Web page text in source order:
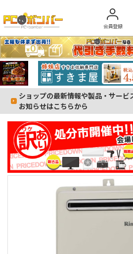
会員登録
ショップの最新情報や製品・サービ
お知らせはこちらから